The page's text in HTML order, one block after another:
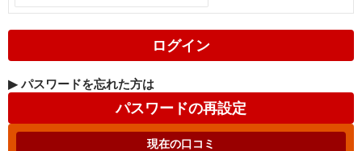
▶ パスワードを忘れた方は
現在の口コミ